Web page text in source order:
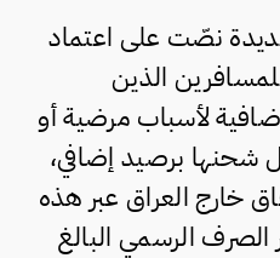
نصّت على اعتماد
الذين
لأسباب مرضية أو
شحنها برصيد إضافي،
خارج العراق عبر هذه
الرسمي البالغ